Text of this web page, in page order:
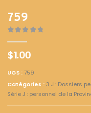
759
$1.00
UGS :759
Catégories : 3 J : Dossiers
Série J : personnel de la